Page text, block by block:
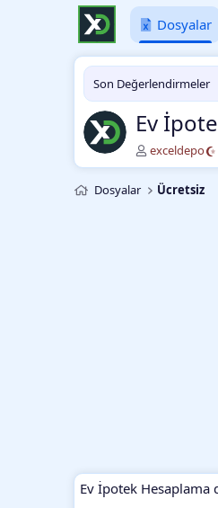
Dosyalar
Son Değerlendirmeler
Ev
Y
a
a
exceldepo
Dosyalar Ücretsiz
Ev İpotek Hesaplama